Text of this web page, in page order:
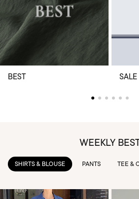
BEST SALE
WEEKLY BEST
PANTS TEE & CAMI ONEPIECE